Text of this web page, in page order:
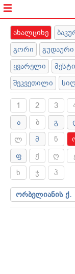
ახალციხე
გორი გუდაური
ყვარელი
შეკვეთილი
1 2 3
ა ბ გ
ლ მ ნ
ფ ქ ღ
ხ ჯ ჰ
ორბელიანის ქ.